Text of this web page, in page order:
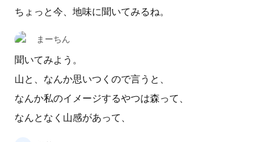
ちょっと今、地味に聞いてみるね。
まーちん
聞いてみよう。
山と、なんか思いつくので言うと、
なんか私のイメージするやつは森って、
なんとなく山感があって、